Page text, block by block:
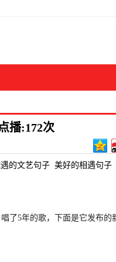
播:172次
的文艺句子 美好的相遇句子
了5年的歌，下面是它发布的